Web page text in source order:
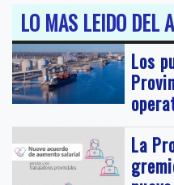
LO MAS LEIDO DEL
Los
La